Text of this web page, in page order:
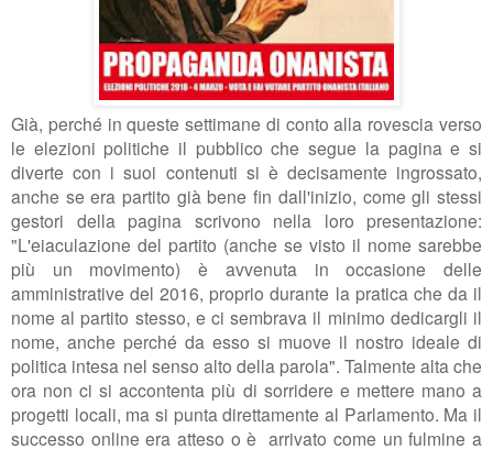
Già, perché in queste settimane di conto alla rovescia verso
le elezioni politiche il pubblico che segue la pagina e si
diverte con i suoi contenuti si è decisamente ingrossato,
anche se era partito già bene fin dall'inizio, come gli stessi
gestori della pagina scrivono nella loro presentazione:
"L'eiaculazione del partito (anche se visto il nome sarebbe
più un movimento) è avvenuta in occasione delle
amministrative del 2016, proprio durante la pratica che da il
nome al partito stesso, e ci sembrava il minimo dedicargli il
nome, anche perché da esso si muove il nostro ideale di
politica intesa nel senso alto della parola". Talmente alta che
ora non ci si accontenta più di sorridere e mettere mano a
progetti locali, ma si punta direttamente al Parlamento. Ma il
successo online era atteso o è arrivato come un fulmine a